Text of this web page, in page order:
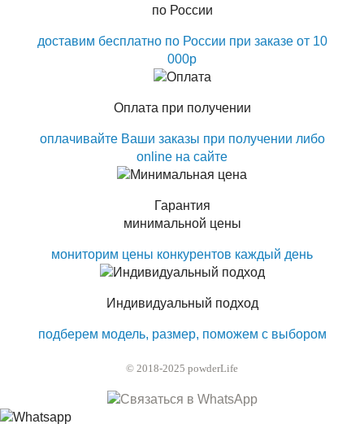
по России
доставим бесплатно по России при заказе от 10
000р
Оплата при получении
оплачивайте Ваши заказы при получении либо
online на сайте
Гарантия
минимальной цены
мониторим цены конкурентов каждый день
Индивидуальный подход
подберем модель, размер, поможем с выбором
© 2018-2025 powderLife